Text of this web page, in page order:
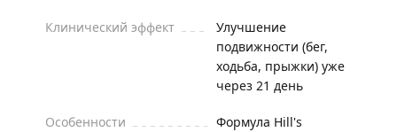
Клинический эффект
Улучшение
подвижности (бег,
ходьба, прыжки) уже
через 21 день
Особенности
Формула Hill's